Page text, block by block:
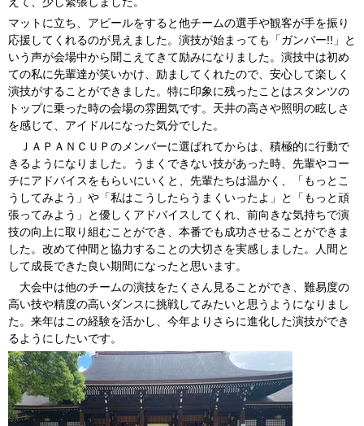
マットに立ち、アピールをすると他チームの選手や観客が手を振り
応援してくれるのが見えました。演技が始まっても「ガンバー!!」と
いう声が会場中から聞こえてきて励みになりました。演技中は初め
ての私に先輩達が笑いかけ、励ましてくれたので、安心して楽しく
演技がすることができました。特に印象に残ったことはスタンツの
トップに乗った時の会場の雰囲気です。天井の高さや照明の眩しさ
を感じて、アイドルになった気分でした。
ＪＡＰＡＮＣＵＰのメンバーに選ばれてからは、積極的に行動で
きるようになりました。うまくできない技があった時、先輩やコー
チにアドバイスをもらいにいくと、先輩たちは温かく、「もっとこ
うしてみよう」や「私はこうしたらうまくいったよ」と「もっと頑
張ってみよう」と優しくアドバイスしてくれ、前向きな気持ちで演
技の向上に取り組むことができ、本番でも成功させることができま
した。改めて仲間と協力することの大切さを実感しました。人間と
して成長できた良い期間になったと思います。
大会中は他のチームの演技をたくさん見ることができ、難易度の
高い技や精度の高いダンスに挑戦してみたいと思うようになりまし
た。来年はこの経験を活かし、今年よりさらに進化した演技ができ
るようにしたいです。